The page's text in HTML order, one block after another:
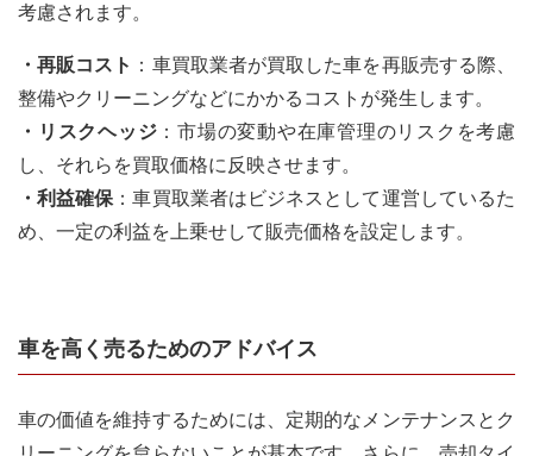
考慮されます。
・再販コスト ：車買取業者が買取した車を再販売する際、
整備やクリーニングなどにかかるコストが発生します。
・リスクヘッジ ：市場の変動や在庫管理のリスクを考慮
し、それらを買取価格に反映させます。
・利益確保 ：車買取業者はビジネスとして運営しているた
め、一定の利益を上乗せして販売価格を設定します。
車を高く売るためのアドバイス
車の価値を維持するためには、定期的なメンテナンスとク